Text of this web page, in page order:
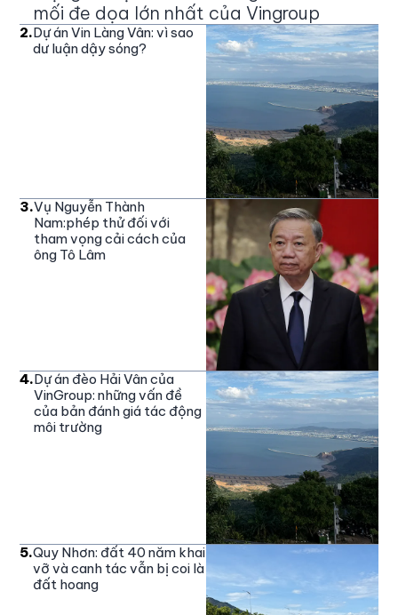
mối đe dọa lớn nhất của Vingroup
2.Dự án Vin Làng Vân: vì sao
dư luận dậy sóng?
3.Vụ Nguyễn Thành
Nam:phép thử đối với
tham vọng cải cách của
ông Tô Lâm
4.Dự án đèo Hải Vân của
VinGroup: những vấn đề
của bản đánh giá tác động
môi trường
5.Quy Nhơn: đất 40 năm khai
vỡ và canh tác vẫn bị coi là
đất hoang